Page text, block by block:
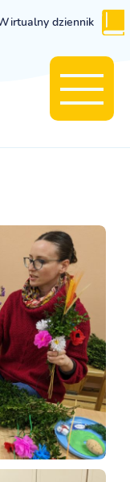
dziennik